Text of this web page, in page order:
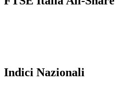
Indici Nazionali